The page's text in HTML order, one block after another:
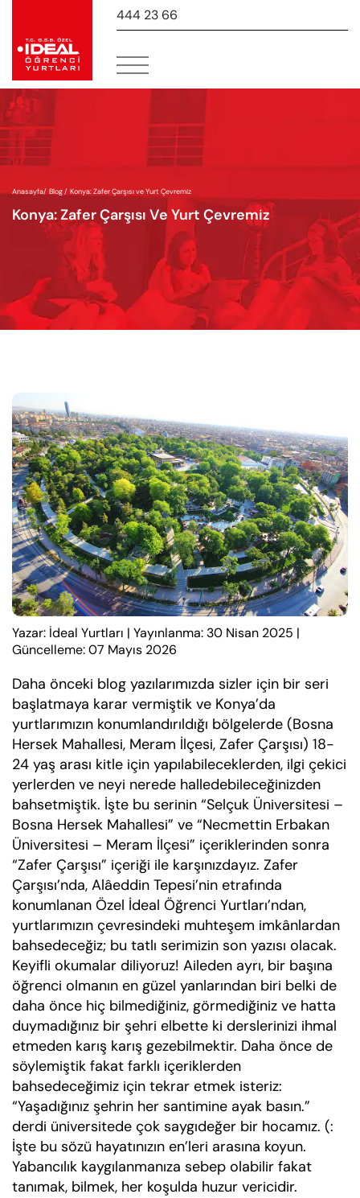
444 23 66
Anasayfa/ Blog / Konya: Zafer Çarşısı ve Yurt Çevremiz
Konya: Zafer Çarşısı Ve Yurt Çevremiz
Yazar: İdeal Yurtları | Yayınlanma: 30 Nisan 2025 |
Güncelleme: 07 Mayıs 2026
Daha önceki blog yazılarımızda sizler için bir seri
başlatmaya karar vermiştik ve Konya’da
yurtlarımızın konumlandırıldığı bölgelerde (Bosna
Hersek Mahallesi, Meram İlçesi, Zafer Çarşısı) 18-
24 yaş arası kitle için yapılabileceklerden, ilgi çekici
yerlerden ve neyi nerede halledebileceğinizden
bahsetmiştik. İşte bu serinin “Selçuk Üniversitesi –
Bosna Hersek Mahallesi” ve “Necmettin Erbakan
Üniversitesi – Meram İlçesi” içeriklerinden sonra
“Zafer Çarşısı” içeriği ile karşınızdayız. Zafer
Çarşısı’nda, Alâeddin Tepesi’nin etrafında
konumlanan Özel İdeal Öğrenci Yurtları’ndan,
yurtlarımızın çevresindeki muhteşem imkânlardan
bahsedeceğiz; bu tatlı serimizin son yazısı olacak.
Keyifli okumalar diliyoruz! Aileden ayrı, bir başına
öğrenci olmanın en güzel yanlarından biri belki de
daha önce hiç bilmediğiniz, görmediğiniz ve hatta
duymadığınız bir şehri elbette ki derslerinizi ihmal
etmeden karış karış gezebilmektir. Daha önce de
söylemiştik fakat farklı içeriklerden
bahsedeceğimiz için tekrar etmek isteriz:
“Yaşadığınız şehrin her santimine ayak basın.”
derdi üniversitede çok saygıdeğer bir hocamız. (:
İşte bu sözü hayatınızın en’leri arasına koyun.
Yabancılık kaygılanmanıza sebep olabilir fakat
tanımak, bilmek, her koşulda huzur vericidir.